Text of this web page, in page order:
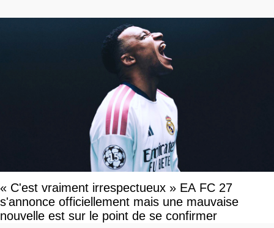
« C'est vraiment irrespectueux » EA FC 27
s'annonce officiellement mais une mauvaise
nouvelle est sur le point de se confirmer